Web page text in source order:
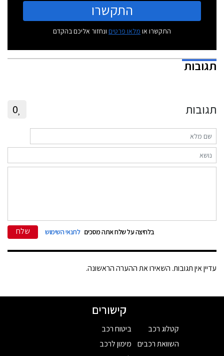
התקשרו
התקשרו או מלאו פרטים ונחזור אליכם בהקדם
תגובות
תגובות 0
בלחיצה על שלח אתה מסכים לתנאי השימוש שלח
עדיין אין תגובות. השאירו את ההערה הראשונה.
קישורים
קטלוג רכב
השוואת רכבים
ביטוח רכב
מימון לרכב